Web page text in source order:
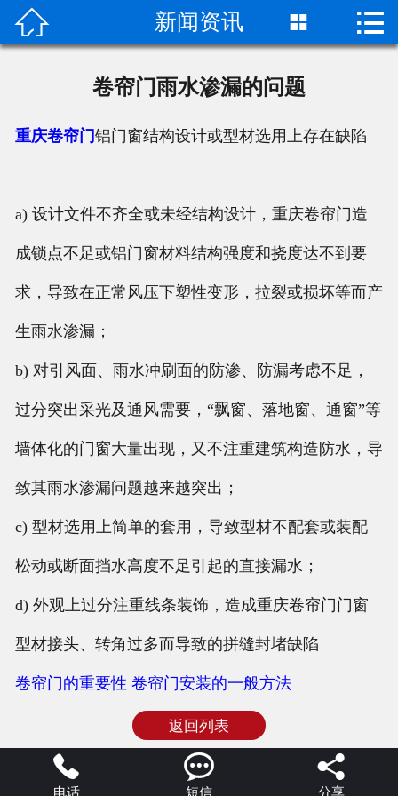
 首页
在线留言
联系我们
 新闻资讯  
卷帘门雨水渗漏的问题
重庆卷帘门铝门窗结构设计或型材选用上存在缺陷
a) 设计文件不齐全或未经结构设计，重庆卷帘门造
成锁点不足或铝门窗材料结构强度和挠度达不到要
求，导致在正常风压下塑性变形，拉裂或损坏等而产
生雨水渗漏；
b) 对引风面、雨水冲刷面的防渗、防漏考虑不足，
过分突出采光及通风需要，“飘窗、落地窗、通窗”等
墙体化的门窗大量出现，又不注重建筑构造防水，导
致其雨水渗漏问题越来越突出；
c) 型材选用上简单的套用，导致型材不配套或装配
松动或断面挡水高度不足引起的直接漏水；
d) 外观上过分注重线条装饰，造成重庆卷帘门门窗
型材接头、转角过多而导致的拼缝封堵缺陷
卷帘门的重要性 卷帘门安装的一般方法
返回列表

电话

短信

分享